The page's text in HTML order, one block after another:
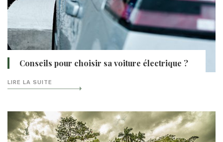
Conseils pour choisir sa voiture électrique ?
LIRE LA SUITE